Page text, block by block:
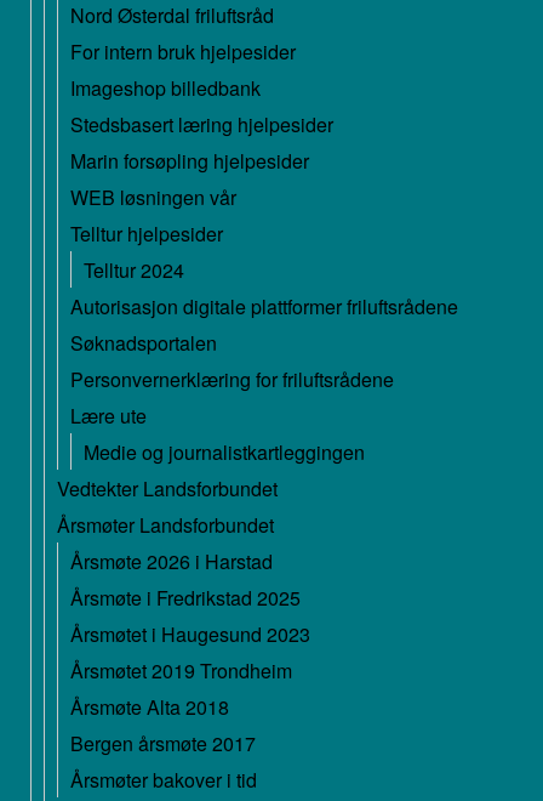
Nord Østerdal friluftsråd
For intern bruk hjelpesider
Imageshop billedbank
Stedsbasert læring hjelpesider
Marin forsøpling hjelpesider
WEB løsningen vår
Telltur hjelpesider
Telltur 2024
Autorisasjon digitale plattformer friluftsrådene
Søknadsportalen
Personvernerklæring for friluftsrådene
Lære ute
Medie og journalistkartleggingen
Vedtekter Landsforbundet
Årsmøter Landsforbundet
Årsmøte 2026 i Harstad
Årsmøte i Fredrikstad 2025
Årsmøtet i Haugesund 2023
Årsmøtet 2019 Trondheim
Årsmøte Alta 2018
Bergen årsmøte 2017
Årsmøter bakover i tid